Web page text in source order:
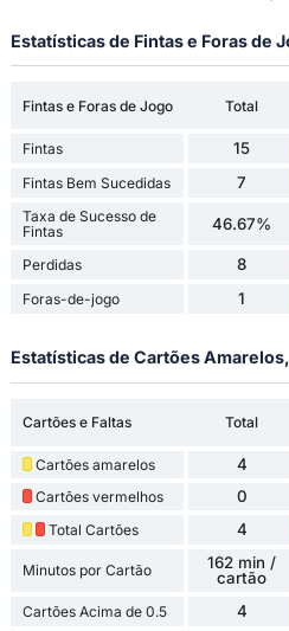
Estatísticas de Fintas e Foras de
Fintas e Foras de Jogo Total
Fintas 15
Fintas Bem Sucedidas 7
Taxa de Sucesso de
Fintas
46.67%
Perdidas 8
Foras-de-jogo 1
Estatísticas de Cartões
Cartões e Faltas Total
Cartões amarelos 4
Cartões vermelhos 0
Total Cartões 4
Minutos por Cartão
162 min /
cartão
Cartões Acima de 0.5 4